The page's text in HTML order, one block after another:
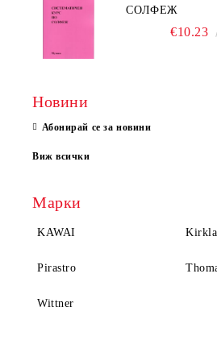
СОЛФЕЖ
€10.23
Новини
Абонирай се за новини
Виж всички
Марки
KAWAI
Pirastro
Wittner